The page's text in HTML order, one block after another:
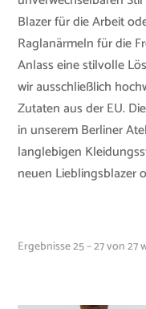
Blazer für die Arbeit
Raglanärmeln für die
Anlass eine stilvolle
wir ausschließlich
Zutaten aus der EU.
in unserem Berliner
langlebigen
neuen Lieblingsblazer
Ergebnisse 25 – 27 von